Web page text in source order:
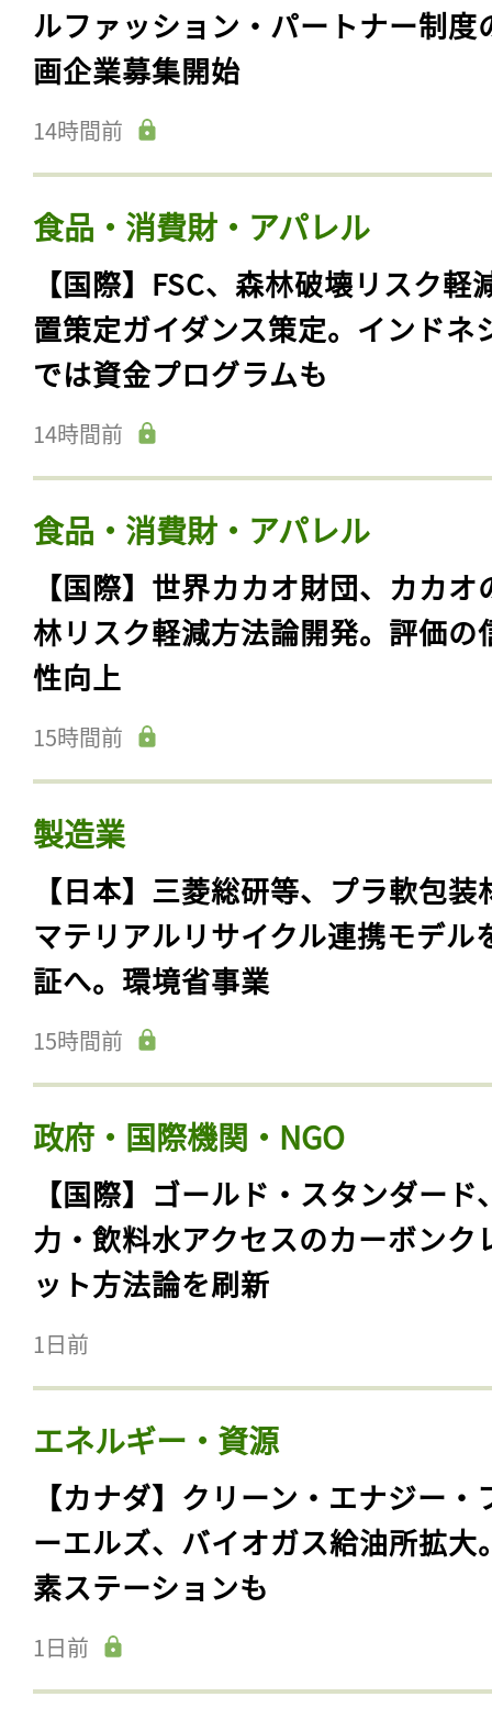
ルファッション・パートナー制度
画企業募集開始
14時間前
食品・消費財・アパレル
【国際】FSC、森林破壊リスク軽
置策定ガイダンス策定。インドネ
では資金プログラムも
14時間前
食品・消費財・アパレル
【国際】世界カカオ財団、カカオ
林リスク軽減方法論開発。評価の
性向上
15時間前
製造業
【日本】三菱総研等、プラ軟包装
マテリアルリサイクル連携モデル
証へ。環境省事業
15時間前
政府・国際機関・NGO
【国際】ゴールド・スタンダード
力・飲料水アクセスのカーボンク
ット方法論を刷新
1日前
エネルギー・資源
【カナダ】クリーン・エナジー・
ーエルズ、バイオガス給油所拡大
素ステーションも
1日前